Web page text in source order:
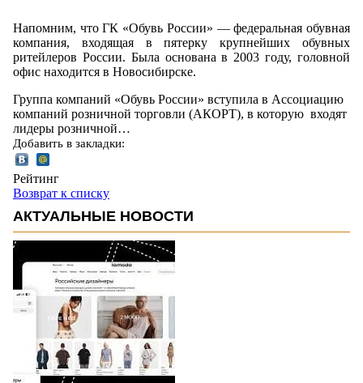
Напомним, что ГК «Обувь России» — федеральная обувная
компания, входящая в пятерку крупнейших обувных
ритейлеров России. Была основана в 2003 году, головной
офис находится в Новосибирске.
Группа компаний «Обувь России» вступила в Ассоциацию
компаний розничной торговли (АКОРТ), в которую входят
лидеры розничной…
Добавить в закладки:
Рейтинг
Возврат к списку
АКТУАЛЬНЫЕ НОВОСТИ